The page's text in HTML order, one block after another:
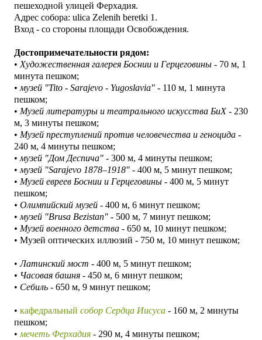
пешеходной улицей Ферхадия.
Адрес собора: ulica Zelenih beretki 1.
Вход - со стороны площади Освобождения.
Достопримечательности рядом:
•Художественная галерея Боснии и Герцеговины - 70 м, 1
минута пешком;
•музей "Tito - Sarajevo - Yugoslavia" - 110 м, 1 минута
пешком;
• Музей литературы и театрального искусства БиХ- 230
м, 3 минуты пешком;
• Музей преступлений против человечества и геноцида -
240 м, 4 минуты пешком;
•музей "Дом Деспича" - 300 м, 4 минуты пешком;
•музей "Sarajevo 1878–1918" - 400 м, 5 минут пешком;
• Музей евреев Боснии и Герцеговины - 400 м, 5 минут
пешком;
• Олимпийский музей - 400 м, 6 минут пешком;
•музей "Brusa Bezistan" - 500 м, 7 минут пешком;
• Музей военного детства - 650 м, 10 минут пешком;
• Музей оптических иллюзий - 750 м, 10 минут пешком;
•Латинский мост - 400 м, 5 минут пешком;
• Часовая башня - 450 м, 6 минут пешком;
• Себиль - 650 м, 9 минут пешком;
• кафедральный собор Сердца Иисуса - 160 м, 2 минуты
пешком;
•мечеть Ферхадия - 290 м, 4 минуты пешком;